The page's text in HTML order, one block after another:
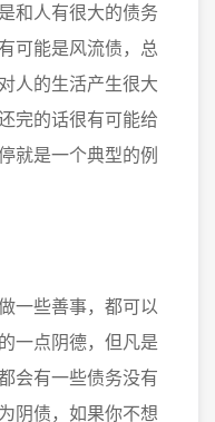
和人有很大的债务
可能是风流债，总
人的生活产生很大
完的话很有可能给
就是一个典型的例
些善事，都可以
一点阴德，但凡是
会有一些债务没有
阴债，如果你不想